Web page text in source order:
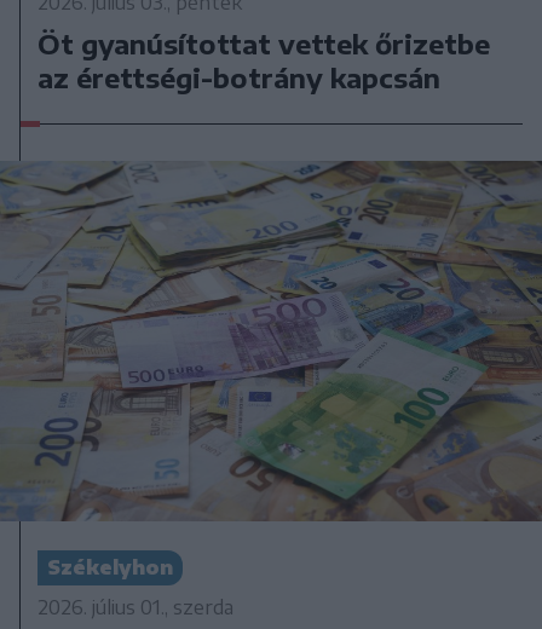
Öt gyanúsítottat vettek őrizetbe
az érettségi-botrány kapcsán
Székelyhon
2026. július 01., szerda